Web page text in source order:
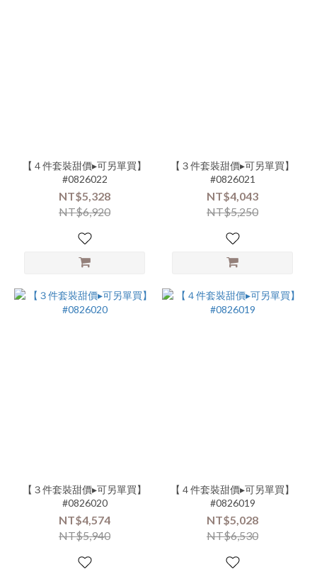
【４件套裝甜價▸可另單買】
#0826022
NT$5,328
NT$6,920
【３件套裝甜價▸可另單買】
#0826021
NT$4,043
NT$5,250
【３件套裝甜價▸可另單買】
#0826020
NT$4,574
NT$5,940
【４件套裝甜價▸可另單買】
#0826019
NT$5,028
NT$6,530